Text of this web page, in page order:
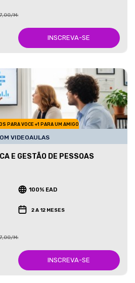
Mês
INSCREVA-SE
PARA VOCE +1 PARA UM AMIGO
VIDEOAULAS
E GESTÃO DE PESSOAS
100% EAD
2 A 12 MESES
Mês
INSCREVA-SE